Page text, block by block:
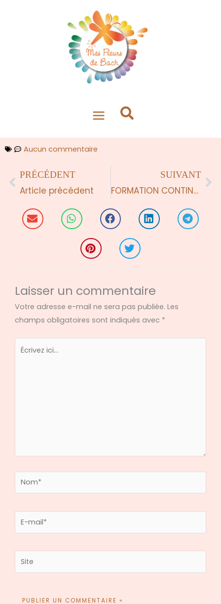
Aucun commentaire
Précédent
PRÉCÉDENT
Article précédent
SUIVANT
FORMATION CONTINUE AU CENTRE BACH (GB) Juin 2019
Laisser un commentaire
Votre adresse e-mail ne sera pas publiée. Les
champs obligatoires sont indiqués avec *
Nom*
Site